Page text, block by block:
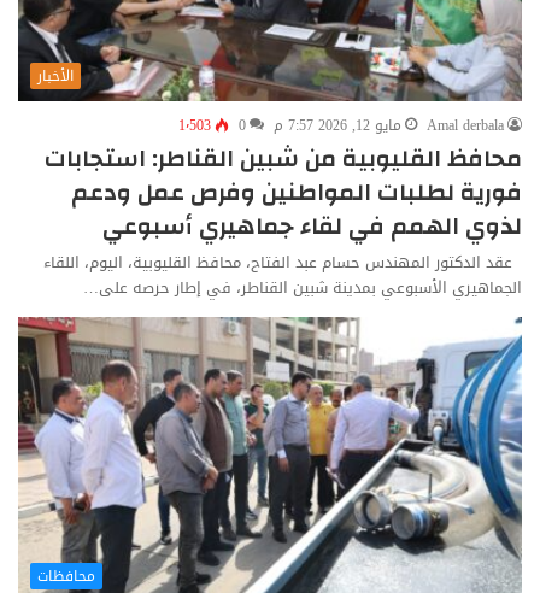
الأخبار
Amal derbala
مايو 12, 2026 7:57 م 0 1٬503
محافظ القليوبية من شبين القناطر: استجابات
فورية لطلبات المواطنين وفرص عمل ودعم
لذوي الهمم في لقاء جماهيري أسبوعي
عقد الدكتور المهندس حسام عبد الفتاح، محافظ القليوبية، اليوم، اللقاء
الجماهيري الأسبوعي بمدينة شبين القناطر، في إطار حرصه على…
محافظات